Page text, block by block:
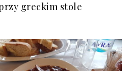
greckim stole